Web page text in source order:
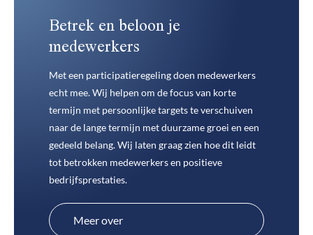
Betrek en beloon je
medewerkers
Met een participatieregeling doen medewerkers
echt mee. Wij helpen om de focus van korte
termijn met persoonlijke targets te verschuiven
naar de lange termijn met duurzame groei en een
gedeeld belang. Wij laten graag zien hoe dit leidt
tot betrokken medewerkers en positieve
bedrijfsprestaties.
Meer over